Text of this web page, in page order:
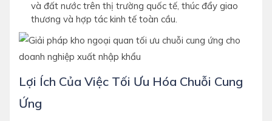
và đất nước trên thị trường quốc tế, thúc đẩy giao
thương và hợp tác kinh tế toàn cầu.
Lợi Ích Của Việc Tối Ưu Hóa Chuỗi Cung
Ứng